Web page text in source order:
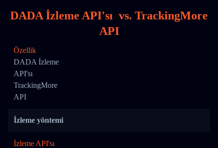
DADA İzleme API'sı vs. TrackingMore
API
Özellik
DADA İzleme
API'sı
TrackingMore
API
İzleme yöntemi
İzleme API'sı